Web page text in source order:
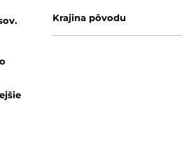
Krajina pôvodu